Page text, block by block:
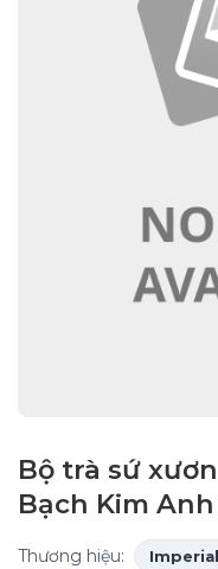
Bộ trà sứ
Bạch Kim
Thương hiệu: